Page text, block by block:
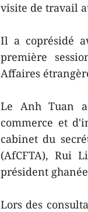
visite de travail
Il a coprésidé
première
Affaires
Le Anh Tuan
commerce et
cabinet du
(AfCFTA), Rui
président
Lors des